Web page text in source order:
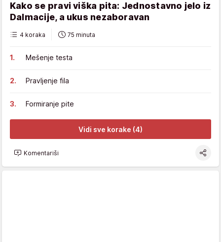
Kako se pravi viška pita: Jednostavno jelo iz
Dalmacije, a ukus nezaboravan
4 koraka 75 minuta
Mešenje testa
Pravljenje fila
Formiranje pite
Vidi sve korake (4)
Komentariši